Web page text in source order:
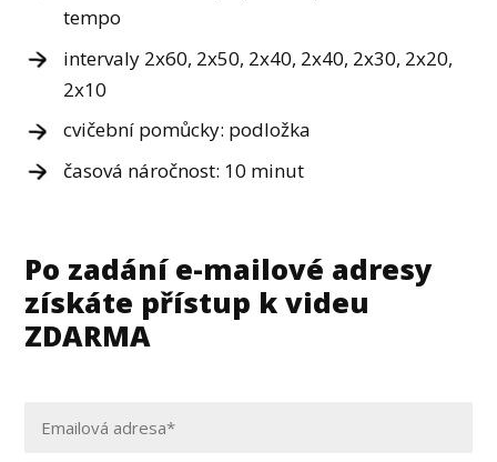
tempo
intervaly 2x60, 2x50, 2x40, 2x40, 2x30, 2x20,
2x10
cvičební pomůcky: podložka
časová náročnost: 10 minut
Po zadání e-mailové adresy
získáte přístup k videu
ZDARMA